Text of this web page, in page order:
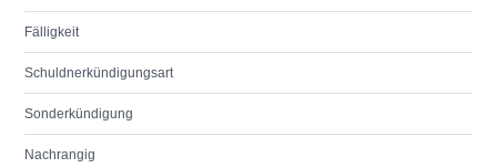
Fälligkeit
Schuldnerkündigungsart
Sonderkündigung
Nachrangig